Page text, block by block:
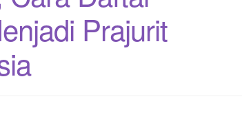
Prajurit